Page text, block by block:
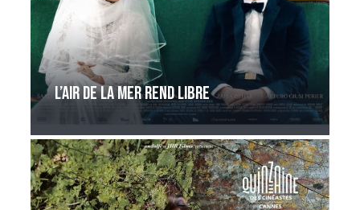
L’Air de la mer rend libre